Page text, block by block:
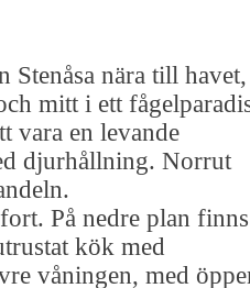
Stenåsa nära till havet,
mitt i ett
vara en levande
djurhållning. Norrut
På nedre plan finns
kök med
våningen, med